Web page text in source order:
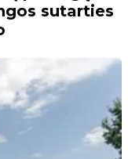
sutarties